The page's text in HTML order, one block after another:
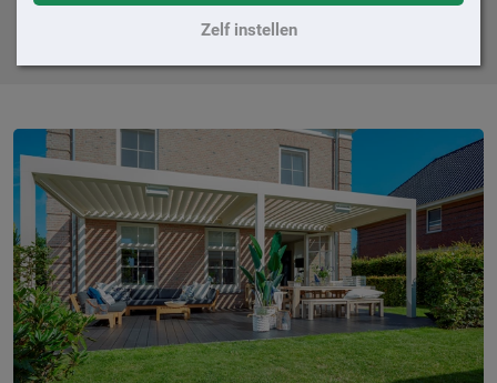
Zelf instellen
andere verontreinigingen.